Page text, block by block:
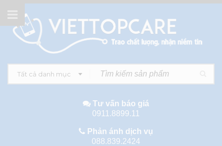
Tất cả danh mục
Tư vấn báo giá
0911.8899.11
Phản ánh dịch vụ
088.839.2424